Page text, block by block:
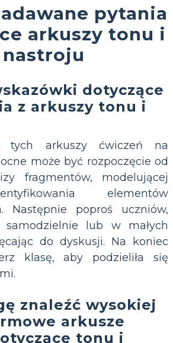
pytania
arkuszy tonu i
nastroju
dotyczące
z arkuszy tonu i
tych arkuszy ćwiczeń na
może być rozpoczęcie od
fragmentów, modelującej
elementów
Następnie poproś uczniów,
samodzielnie lub w małych
do dyskusji. Na koniec
klasę, aby podzieliła się
znaleźć wysokiej
arkusze
tonu i